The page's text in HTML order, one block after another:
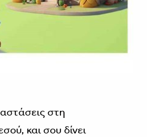
στη
και σου δίνει